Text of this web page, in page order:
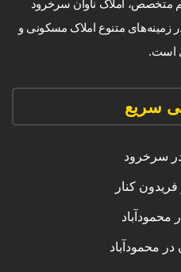
متخصص، املاک ناوان سرخرود
زمینه‌های متنوع املاک مسکونی و
است.
سریع
در سرخرود
فریدون کنار
محمودآباد
در محمودآباد